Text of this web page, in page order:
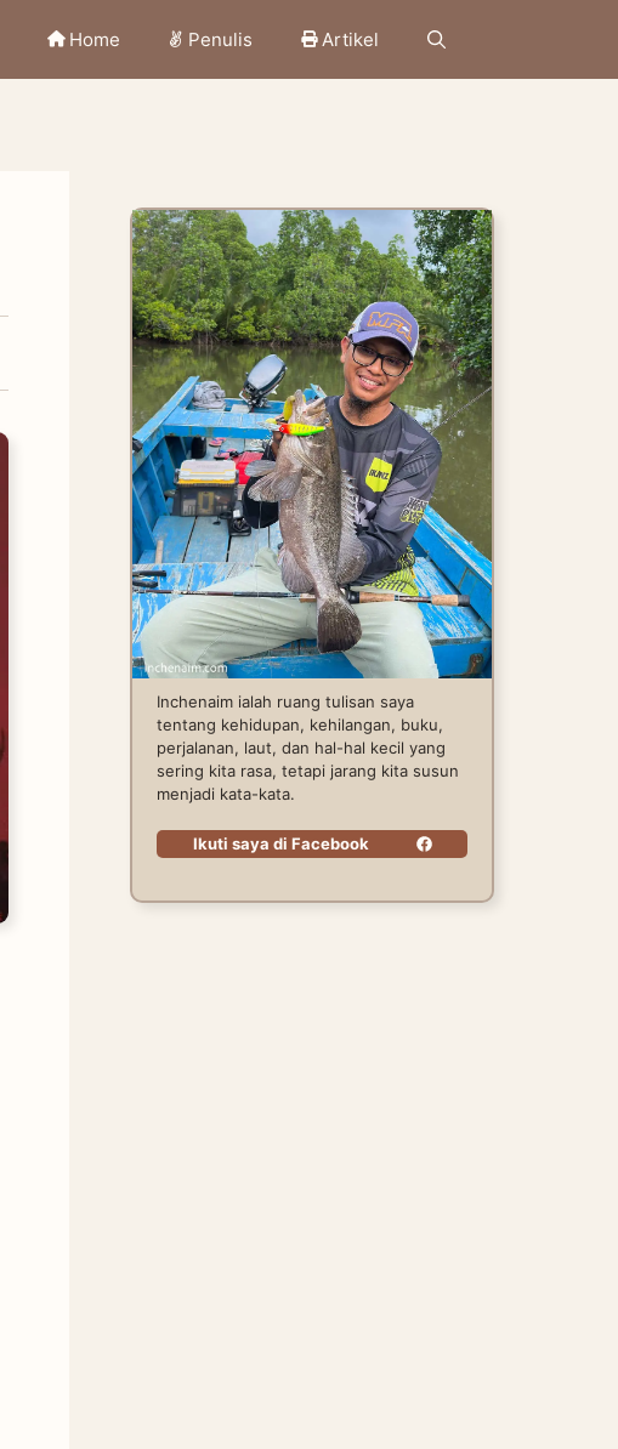
Home Penulis Artikel
Inchenaim ialah ruang tulisan saya
tentang kehidupan, kehilangan, buku,
perjalanan, laut, dan hal-hal kecil yang
sering kita rasa, tetapi jarang kita susun
menjadi kata-kata.
Ikuti saya di Facebook